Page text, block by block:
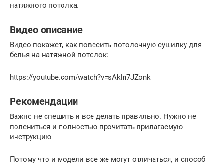
натяжного потолка.
Видео описание
Видео покажет, как повесить потолочную сушилку для
белья на натяжной потолок:
https://youtube.com/watch?v=sAkln7JZonk
Рекомендации
Важно не спешить и все делать правильно. Нужно не
полениться и полностью прочитать прилагаемую
инструкцию
Потому что и модели все же могут отличаться, и способ